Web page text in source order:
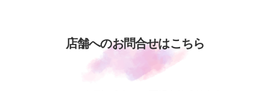
店舗へのお問合せはこちら